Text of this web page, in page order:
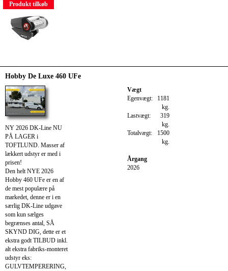
Produkt tilkøb
Hobby De Luxe 460 UFe
NY 2026 DK-Line NU
PÅ LAGER i
TOFTLUND. Masser af
lækkert udstyr er med i
prisen!
Den helt NYE 2026
Hobby 460 UFe er en af
de mest populære på
markedet, denne er i en
særlig DK-Line udgave
som kun sælges
begrænses antal, SÅ
SKYND DIG, dette er et
ekstra godt TILBUD inkl.
alt ekstra fabriks-monteret
udstyr eks:
GULVTEMPERERING,
Vægt
Egenvægt: 1181
kg.
Lastvægt:
319
kg.
Totalvægt:
1500
kg.
Årgang
2026